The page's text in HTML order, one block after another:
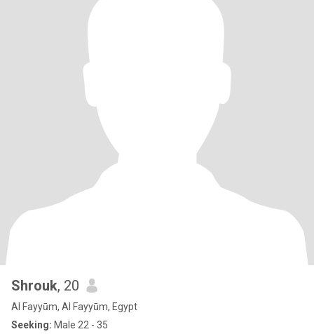
Shrouk, 20
Al Fayyūm, Al Fayyūm, Egypt
Seeking: Male 22 - 35